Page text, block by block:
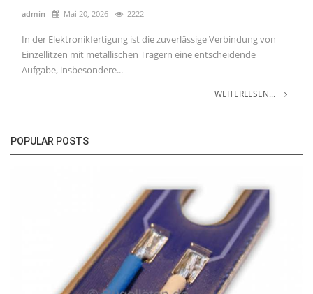
admin Mai 20, 2026 2222
In der Elektronikfertigung ist die zuverlässige Verbindung von
Einzellitzen mit metallischen Trägern eine entscheidende
Aufgabe, insbesondere...
WEITERLESEN...
POPULAR POSTS